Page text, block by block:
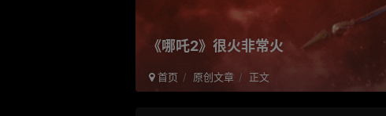
《哪吒2》很火非常火
首页 原创文章 正文